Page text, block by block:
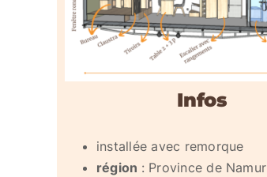
Infos
installée avec remorque
région : Province de Namur